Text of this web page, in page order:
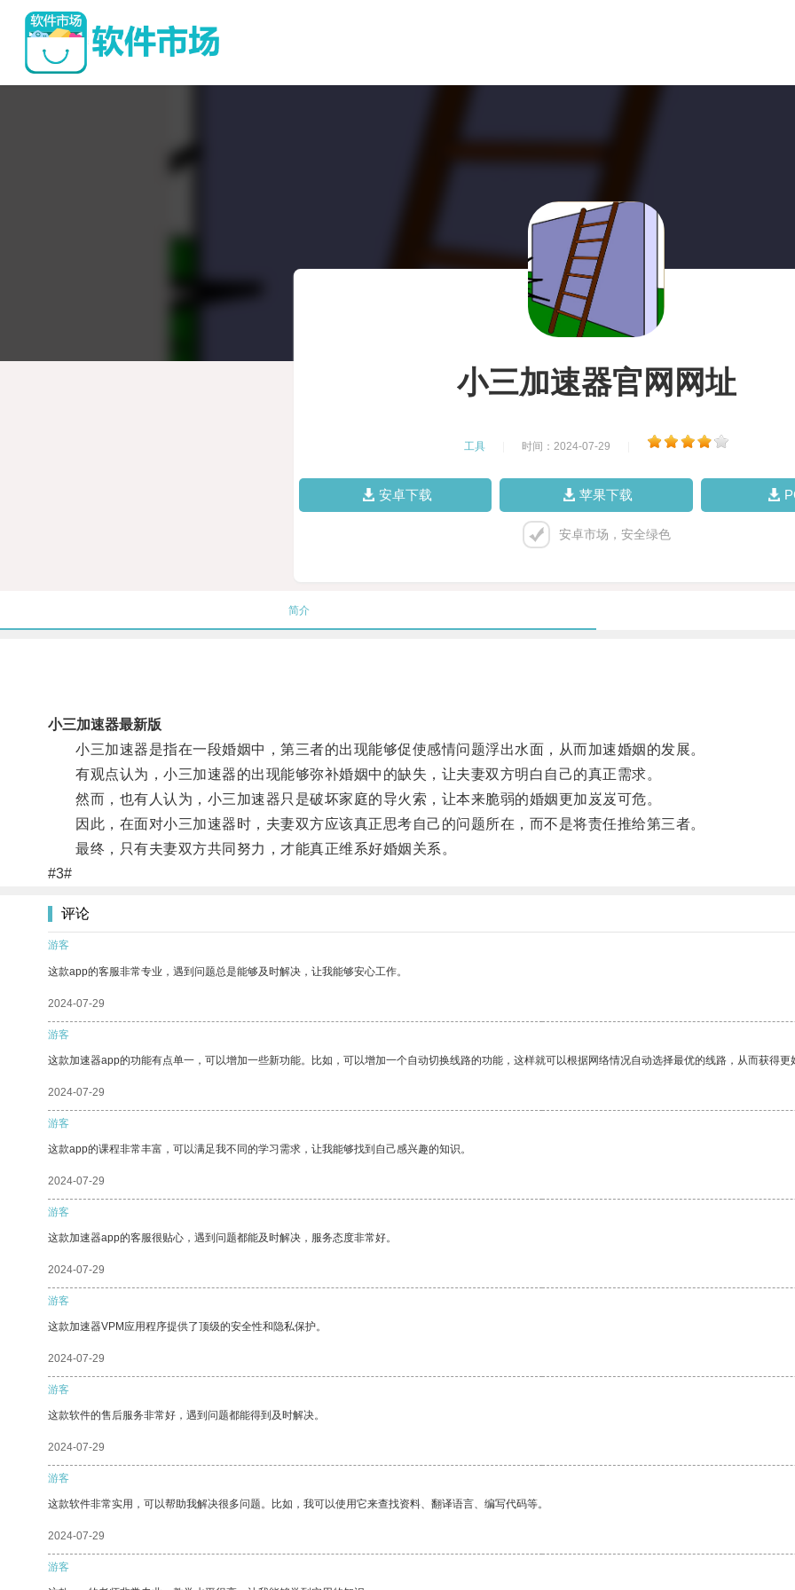
小三加速器官网网址
工具 时间：2024-07-29
安卓下载 苹果下载
安卓市场，安全绿色
简介
小三加速器最新版
小三加速器是指在一段婚姻中，第三者的出现能够促使感情问题浮出水面，从而加速婚姻的发展。
有观点认为，小三加速器的出现能够弥补婚姻中的缺失，让夫妻双方明白自己的真正需求。
然而，也有人认为，小三加速器只是破坏家庭的导火索，让本来脆弱的婚姻更加岌岌可危。
因此，在面对小三加速器时，夫妻双方应该真正思考自己的问题所在，而不是将责任推给第三者。
最终，只有夫妻双方共同努力，才能真正维系好婚姻关系。
#3#
评论
游客
这款app的客服非常专业，遇到问题总是能够及时解决，让我能够安心工作。
2024-07-29
游客
这款加速器app的功能有点单一，可以增加一些新功能。比如，可以增加一个自动切换线路的功能，这样就可以根据网络情况自动选择最优的线路，从而获得更
2024-07-29
游客
这款app的课程非常丰富，可以满足我不同的学习需求，让我能够找到自己感兴趣的知识。
2024-07-29
游客
这款加速器app的客服很贴心，遇到问题都能及时解决，服务态度非常好。
2024-07-29
游客
这款加速器VPM应用程序提供了顶级的安全性和隐私保护。
2024-07-29
游客
这款软件的售后服务非常好，遇到问题都能得到及时解决。
2024-07-29
游客
这款软件非常实用，可以帮助我解决很多问题。比如，我可以使用它来查找资料、翻译语言、编写代码等。
2024-07-29
游客